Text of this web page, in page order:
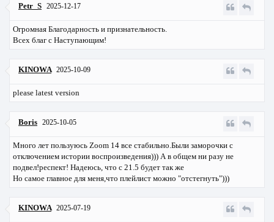
Petr_S 2025-12-17
Огромная Благодарность и признательность.
Всех благ с Наступающим!
KINOWA 2025-10-09
please latest version
Boris 2025-10-05
Много лет пользуюсь Zoom 14 все стабильно.Были заморочки с
отключением истории воспроизведения))) А в общем ни разу не
подвел!респект! Надеюсь, что с 21.5 будет так же
Но самое главное для меня,что плейлист можно "отстегнуть")))
KINOWA 2025-07-19